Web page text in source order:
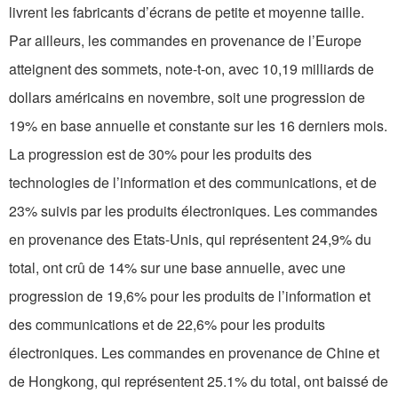
livrent les fabricants d’écrans de petite et moyenne taille.
Par ailleurs, les commandes en provenance de l’Europe
atteignent des sommets, note-t-on, avec 10,19 milliards de
dollars américains en novembre, soit une progression de
19% en base annuelle et constante sur les 16 derniers mois.
La progression est de 30% pour les produits des
technologies de l’information et des communications, et de
23% suivis par les produits électroniques. Les commandes
en provenance des Etats-Unis, qui représentent 24,9% du
total, ont crû de 14% sur une base annuelle, avec une
progression de 19,6% pour les produits de l’information et
des communications et de 22,6% pour les produits
électroniques. Les commandes en provenance de Chine et
de Hongkong, qui représentent 25.1% du total, ont baissé de